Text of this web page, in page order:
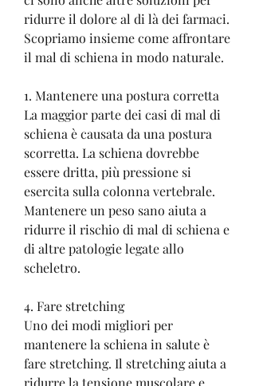
ridurre il dolore al di là dei farmaci.
Scopriamo insieme come affrontare
il mal di schiena in modo naturale.
1. Mantenere una postura corretta
La maggior parte dei casi di mal di
schiena è causata da una postura
scorretta. La schiena dovrebbe
essere dritta, più pressione si
esercita sulla colonna vertebrale.
Mantenere un peso sano aiuta a
ridurre il rischio di mal di schiena e
di altre patologie legate allo
scheletro.
4. Fare stretching
Uno dei modi migliori per
mantenere la schiena in salute è
fare stretching. Il stretching aiuta a
ridurre la tensione muscolare e